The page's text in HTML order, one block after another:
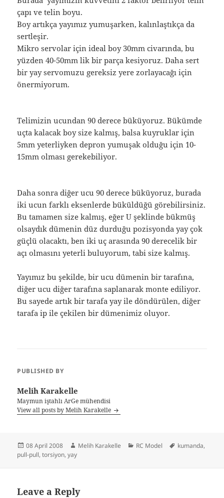
çapı ve telin boyu.
Boy artıkça yayımız yumuşarken, kalınlaştıkça da
sertleşir.
Mikro servolar için ideal boy 30mm civarında, bu
yüzden 40-50mm lik bir parça kesiyoruz. Daha sert
bir yay servomuzu gereksiz yere zorlayacağı için
önermiyorum.
Telimizin ucundan 90 derece büküyoruz. Bükümde
uçta kalacak boy size kalmış, balsa kuyruklar için
5mm yeterliyken depron yumuşak olduğu için 10-
15mm olması gerekebiliyor.
Daha sonra diğer ucu 90 derece büküyoruz, burada
iki ucun farklı eksenlerde büküldüğü görebilirsiniz.
Bu tamamen size kalmış, eğer U şeklinde bükmüş
olsaydık dümenin düz durduğu pozisyonda yay çok
güçlü olacaktı, ben iki uç arasında 90 derecelik bir
açı olmasını yeterli buluyorum, tabi size kalmış.
Yayımız bu şekilde, bir ucu dümenin bir tarafına,
diğer ucu diğer tarafına saplanarak monte ediliyor.
Bu sayede artık bir tarafa yay ile döndürülen, diğer
tarafa ip ile çekilen bir dümenimiz oluyor.
PUBLISHED BY
Melih Karakelle
Maymun iştahlı ArGe mühendisi
View all posts by Melih Karakelle
Posted
on
08 April 2008 Author
Melih Karakelle Categories
RC Model Tags
kumanda,
pull-pull,torsiyon,yay
Leave a Reply